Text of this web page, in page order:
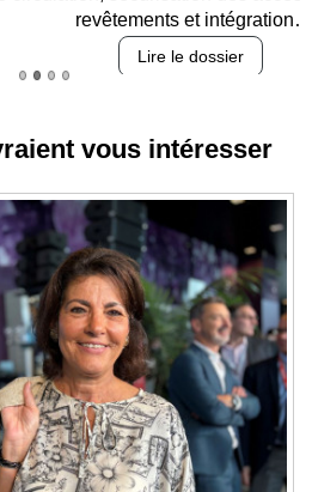
et intégration…
vous intéresser